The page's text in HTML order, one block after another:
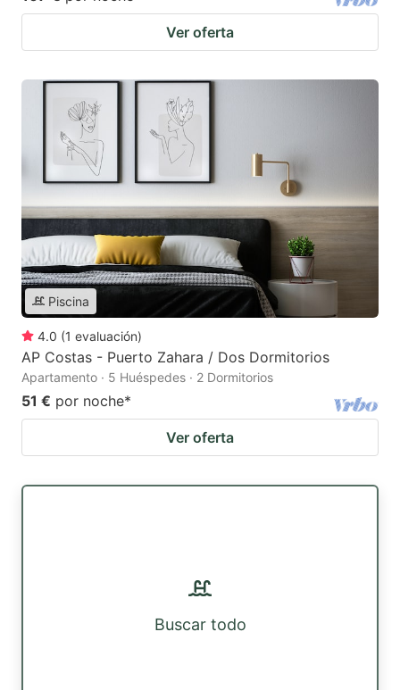
Ver oferta
Piscina
4.0 (1 evaluación)
AP Costas - Puerto Zahara / Dos Dormitorios
Apartamento · 5 Huéspedes · 2 Dormitorios
51 € por noche*
Ver oferta
Buscar todo